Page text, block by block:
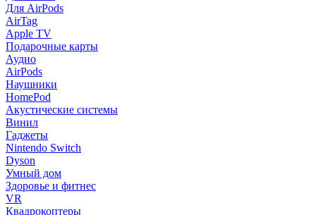
Для AirPods
AirTag
Apple TV
Подарочные карты
Аудио
AirPods
Наушники
HomePod
Акустические системы
Винил
Гаджеты
Nintendo Switch
Dyson
Умный дом
Здоровье и фитнес
VR
Квадрокоптеры